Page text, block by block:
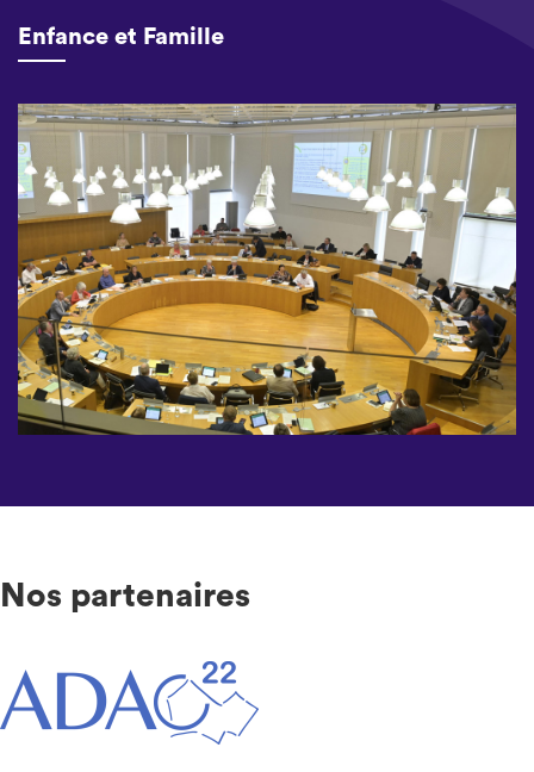
Enfance et Famille
Nos partenaires